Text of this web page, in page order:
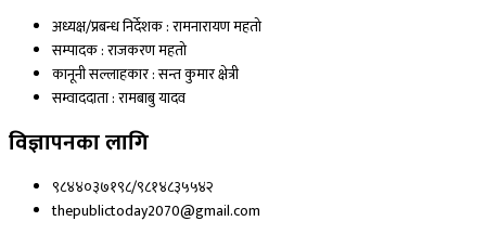
अध्यक्ष/प्रबन्ध निर्देशक : रामनारायण महतो
सम्पादक : राजकरण महतो
कानूनी सल्लाहकार : सन्त कुमार क्षेत्री
सम्वाददाता : रामबाबु यादव
विज्ञापनका लागि
९८४४०३७१९८/९८१४८३५५४२
thepublictoday2070@gmail.com